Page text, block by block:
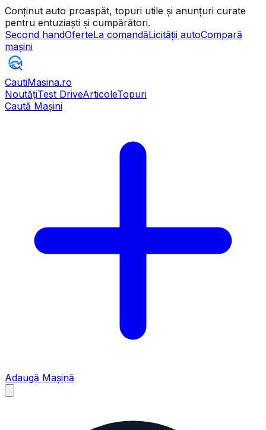
Conținut auto proaspăt, topuri utile și anunțuri curate
pentru entuziaști și cumpărători.
Second handOferteLa comandăLicității autoCompară
mașini
CautiMasina.ro
NoutățiTest DriveArticoleTopuri
Caută Mașini
Adaugă Mașină